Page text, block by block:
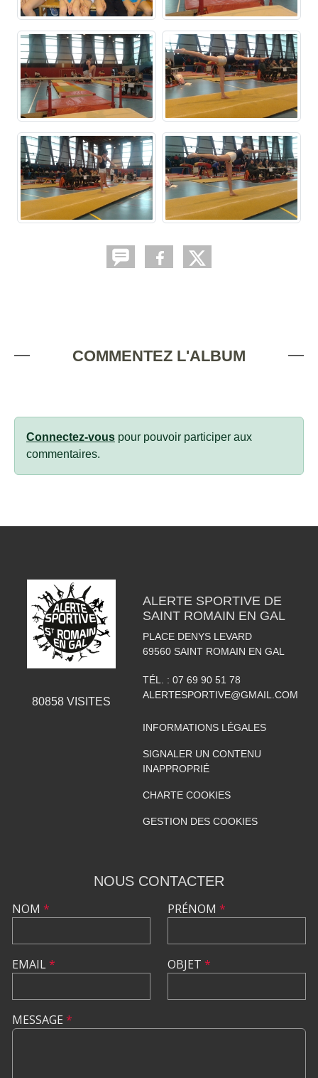
COMMENTEZ L'ALBUM
Connectez-vous pour pouvoir participer aux
commentaires.
80858VISITES
ALERTE SPORTIVE DE
SAINT ROMAIN EN GAL
PLACE DENYS LEVARD
69560 SAINT ROMAIN EN GAL
TÉL. : 07 69 90 51 78
ALERTESPORTIVE@GMAIL.COM
INFORMATIONS LÉGALES
SIGNALER UN CONTENU
INAPPROPRIÉ
CHARTE COOKIES
GESTION DES COOKIES
NOUS CONTACTER
NOM *
EMAIL*
PRÉNOM *
OBJET *
MESSAGE *